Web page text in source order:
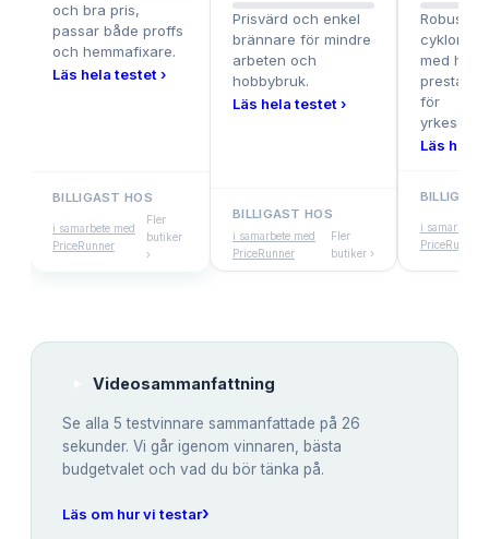
och bra pris,
passar både proffs
och hemmafixare.
Läs hela testet ›
BILLIGAST HOS
i samarbete med
PriceRunner
Fler
butiker
›
Prisvärd och enkel
brännare för mindre
arbeten och
hobbybruk.
Läs hela testet ›
BILLIGAST HOS
i samarbete med
PriceRunner
Fler
butiker ›
Robust
med hög
för
Läs hela
i samarbete
PriceRunner
Videosammanfattning
Se alla 5 testvinnare sammanfattade på 26
sekunder. Vi går igenom vinnaren, bästa
budgetvalet och vad du bör tänka på.
Läs om hur vi testar›